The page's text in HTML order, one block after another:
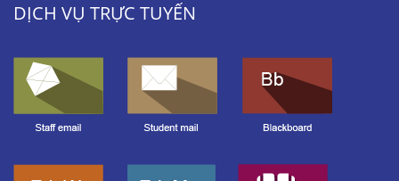
DỊCH VỤ TRỰC TUYẾN